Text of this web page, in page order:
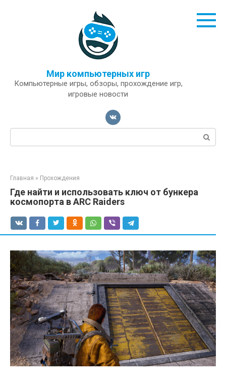
Мир компьютерных игр
Компьютерные игры, обзоры, прохождение игр,
игровые новости
Поиск:
Главная » Прохождения
Где найти и использовать ключ от бункера
космопорта в ARC Raiders